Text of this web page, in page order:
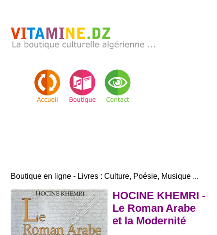
Boutique en ligne - Livres : Culture, Poésie, Musique ...
HOCINE KHEMRI -
Le Roman Arabe
et la Modernité